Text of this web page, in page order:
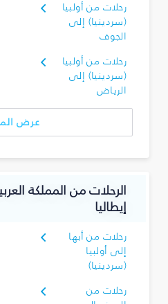
رحلات من أولبيا
(سردينيا) إلى
الجوف
رحلات من أولبيا
(سردينيا) إلى
الرياض
عرض
الرحلات من المملكة
إيطاليا
رحلات من أبها
إلى أولبيا
(سردينيا)
رحلات من